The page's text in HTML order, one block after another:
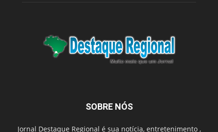
SOBRE NÓS
Jornal Destaque Regional é sua notícia, entretenimento ,